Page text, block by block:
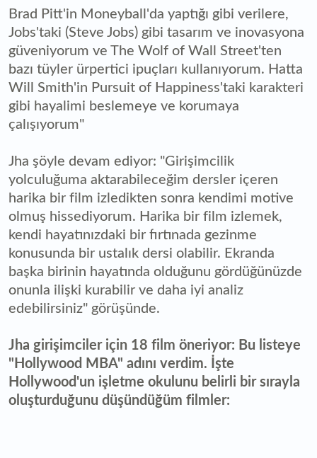
Brad Pitt'in Moneyball'da yaptığı gibi verilere,
Jobs'taki (Steve Jobs) gibi tasarım ve inovasyona
güveniyorum ve The Wolf of Wall Street'ten
bazı tüyler ürpertici ipuçları kullanıyorum. Hatta
Will Smith'in Pursuit of Happiness'taki karakteri
gibi hayalimi beslemeye ve korumaya
çalışıyorum"
Jha şöyle devam ediyor: "Girişimcilik
yolculuğuma aktarabileceğim dersler içeren
harika bir film izledikten sonra kendimi motive
olmuş hissediyorum. Harika bir film izlemek,
kendi hayatınızdaki bir fırtınada gezinme
konusunda bir ustalık dersi olabilir. Ekranda
başka birinin hayatında olduğunu gördüğünüzde
onunla ilişki kurabilir ve daha iyi analiz
edebilirsiniz" görüşünde.
Jha girişimciler için 18 film öneriyor: Bu listeye
"Hollywood MBA" adını verdim. İşte
Hollywood'un işletme okulunu belirli bir sırayla
oluşturduğunu düşündüğüm filmler: